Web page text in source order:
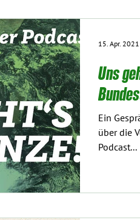
Uns
Ein
über die
Podcast...
15. Apr. 2021